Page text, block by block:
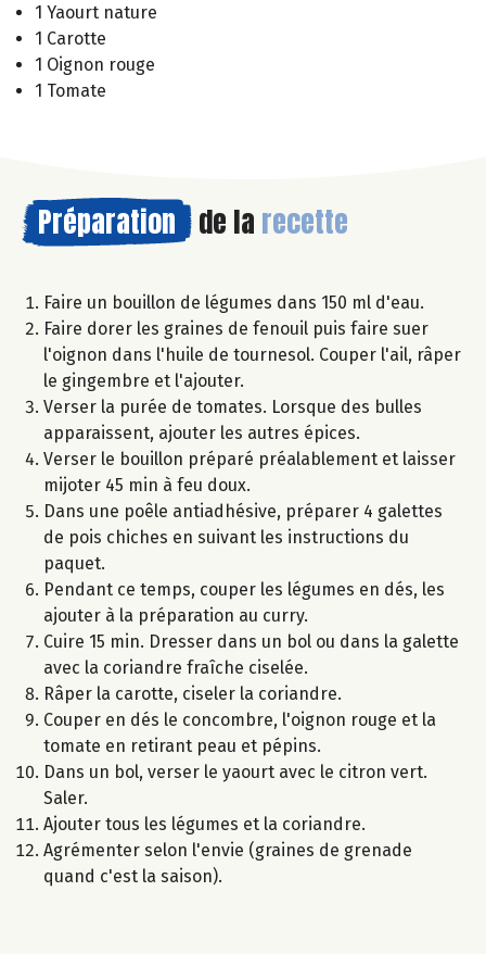
1 Yaourt nature
1 Carotte
1 Oignon rouge
1 Tomate
Préparation de la recette
Faire un bouillon de légumes dans 150 ml d'eau.
Faire dorer les graines de fenouil puis faire suer
l'oignon dans l'huile de tournesol. Couper l'ail, râper
le gingembre et l'ajouter.
Verser la purée de tomates. Lorsque des bulles
apparaissent, ajouter les autres épices.
Verser le bouillon préparé préalablement et laisser
mijoter 45 min à feu doux.
Dans une poêle antiadhésive, préparer 4 galettes
de pois chiches en suivant les instructions du
paquet.
Pendant ce temps, couper les légumes en dés, les
ajouter à la préparation au curry.
Cuire 15 min. Dresser dans un bol ou dans la galette
avec la coriandre fraîche ciselée.
Râper la carotte, ciseler la coriandre.
Couper en dés le concombre, l'oignon rouge et la
tomate en retirant peau et pépins.
Dans un bol, verser le yaourt avec le citron vert.
Saler.
Ajouter tous les légumes et la coriandre.
Agrémenter selon l'envie (graines de grenade
quand c'est la saison).